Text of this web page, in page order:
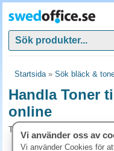
Startsida» Sök bläck &
Handla Toner
online
Toner och tillbehör som
Vi använder oss av
Vi använder Cookies för